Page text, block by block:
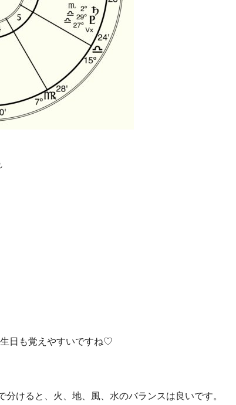
日も覚えやすいですね♡
けると、火、地、風、水のバランスは良いです。